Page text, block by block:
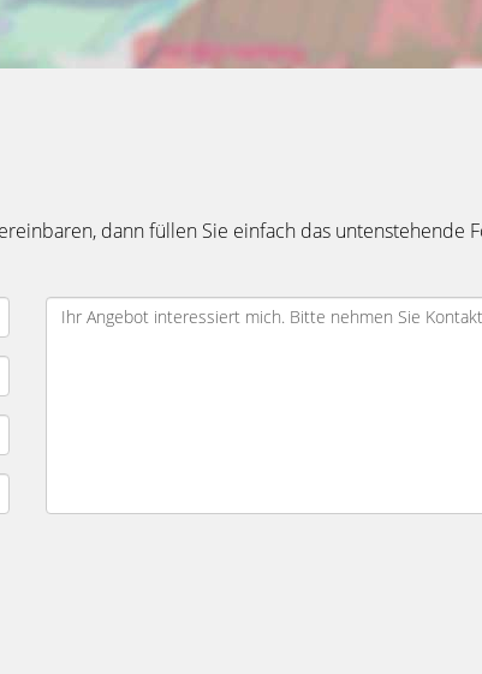
dann füllen Sie einfach das untenstehende